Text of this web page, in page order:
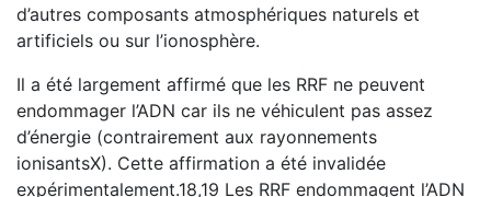
d’autres composants atmosphériques naturels et
artificiels ou sur l’ionosphère.
Il a été largement affirmé que les RRF ne peuvent
endommager l’ADN car ils ne véhiculent pas assez
d’énergie (contrairement aux rayonnements
ionisantsX). Cette affirmation a été invalidée
expérimentalement.18,19 Les RRF endommagent l’ADN